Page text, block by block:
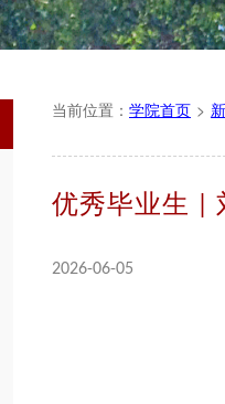
当前位置： 学院首页 >
优秀毕业生 |
2026-06-05